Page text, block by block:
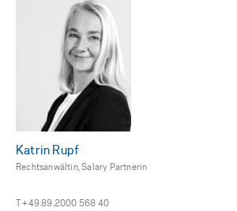
Katrin Rupf
Rechtsanwältin, Salary Partnerin
T +49.89.2000 568 40